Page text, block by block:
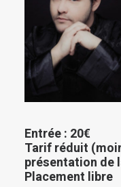
Entrée : 20€
Tarif réduit (
présentation de
Placement libre